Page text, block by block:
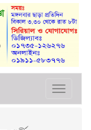
Toggle